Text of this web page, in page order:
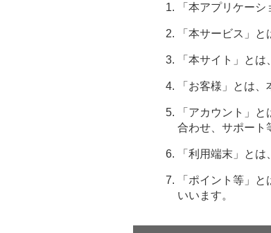
「本アプリケー
「本サービス」
「本サイト」と
「お客様」とは
「アカウント」
合わせ、サポート
「利用端末」と
「ポイント等」
いいます。